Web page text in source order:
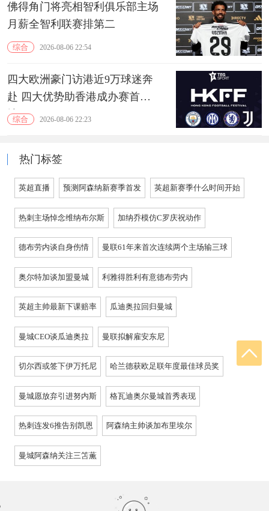
佛得角门将亮相智利俱乐部主场
月薪全智利联赛排第二
综合 2026-08-06 22:54
四大欧洲豪门访港近9万球迷奔
赴 四大优势助香港成办赛首选
地综合 2026-08-06 22:23
热门标签
英超直播 预测阿森纳新赛季首发 英超新赛季什么时间开始
热刺主场悼念维纳布尔斯 加纳乔模仿C罗庆祝动作
德布劳内谈自身伤情 曼联61年来首次连续两个主场输三球
奥尔特加谈加盟曼城 利雅得胜利有意德布劳内
英超主帅最新下课赔率 瓜迪奥拉回归曼城
曼城CEO谈瓜迪奥拉 曼联拟解雇安东尼
切尔西或签下伊万托尼 哈兰德获欧足联年度最佳球员奖
曼城愿放弃引进努内斯 格瓦迪奥尔曼城首秀表现
热刺连发6推告别凯恩 阿森纳主帅谈加布里埃尔
曼城阿森纳关注三笘薫